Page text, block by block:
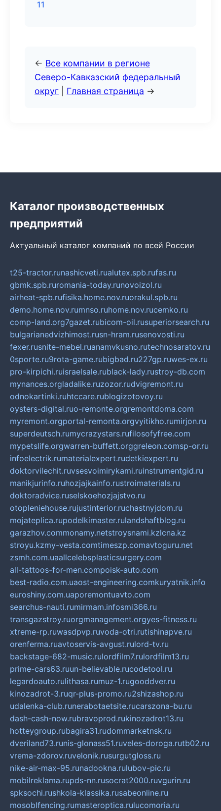
11
← Все компании в регионе
Северо-Кавказский федеральный
округ
Главная страница →
Каталог производственных
предприятий
Актуальный каталог компаний по всей России
t25-tractor.runashicveti.rualutex.spb.rufas.ru
gbmk.spb.ruromania-today.runovoizol.ru
airheat-spb.rufisika.home.nov.ruorakul.spb.ru
demo.home.nov.rumnso.ruhome.nov.rucemko.ru
comp-land.org7gazet.rubicom-oil.rusuperiorsearch.ru
bulgarianedvizhimost.rusn-hram.rusenovosti.ru
fexer.rusnite-mebel.ruanamvkusno.rutechnosaratov.ru
0sporte.ru9rota-game.rubigbad.ru227gp.ruwes-ex.ru
pro-kirpichi.ruisraelsale.rublack-lady.rustroy-db.com
mynances.orgladalike.ruzozor.rudvigremont.ru
odnokartinki.ruhtccare.rublogizotovoy.ru
oysters-digital.ruo-remonte.orgremontdoma.com
myremont.orgportal-remonta.orgvyitikho.rumirjon.ru
superdeutsch.rumycrazystars.rufilosofyfree.com
mypetslife.orgwarren-buffett.orggreleon.comsp-or.ru
infoelectrik.rumaterialexpert.rudetkiexpert.ru
doktorvilechit.ruvsesvoimirykami.ruinstrumentgid.ru
manikjurinfo.ruhozjajkainfo.rustroimaterials.ru
doktoradvice.ruselskoehozjajstvo.ru
otopleniehouse.rujustinterior.ruchastnyjdom.ru
mojateplica.rupodelkimaster.rulandshaftblog.ru
garazhov.commonamy.netstroysnami.kzlcna.kz
stroyu.kzmy-vesta.comtimeszp.comavtoguru.net
zsmh.com.uaallcelebsplasticsurgery.com
all-tattoos-for-men.compoisk-auto.com
best-radio.com.uaost-engineering.comkuryatnik.info
euroshiny.com.uaporemontuavto.com
searchus-nauti.rumirmam.infosmi366.ru
transgazstroy.ruorgmanagement.orgyes-fitness.ru
xtreme-rp.ruwasdpvp.ruvoda-otri.rutishinapve.ru
orenferma.ruavtoservis-avgust.rulord-tv.ru
backstage-682-music.rulordfilm7.rulordfilm13.ru
prime-cars63.ruun-believable.rucodetool.ru
legardoauto.rulithasa.rumuz-1.rugooddver.ru
kinozadrot-3.ruqr-plus-promo.ru2shizashop.ru
udalenka-club.runerabotaetsite.rucarszona-bu.ru
dash-cash-now.rubravoprod.rukinozadrot13.ru
hotteygroup.rubagira31.rudommarketnsk.ru
dveriland73.runis-glonass51.ruveles-doroga.rutb02.ru
vrema-zdorov.ruvelonik.rusurgutgloss.ru
nike-air-max-95.runadookna.rulubov-pic.ru
mobilreklama.rupds-nn.rusocrat2000.ruvgurin.ru
spksochi.rushkola-klassika.rusabeonline.ru
mosoblfencing.rumasteroptica.rulucomoria.ru